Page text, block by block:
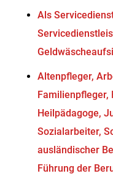
Als
Altenpfleger,
Familienpfleger,
Heilpädagoge,
Sozialarbeiter,
ausländischer
Führung der